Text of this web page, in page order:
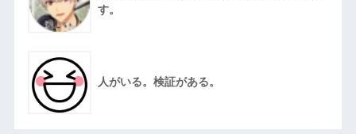
す。
人がいる。検証がある。